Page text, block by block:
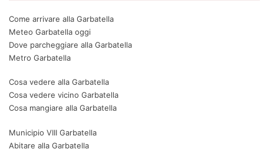
Come arrivare alla Garbatella
Meteo Garbatella oggi
Dove parcheggiare alla Garbatella
Metro Garbatella
Cosa vedere alla Garbatella
Cosa vedere vicino Garbatella
Cosa mangiare alla Garbatella
Municipio VIII Garbatella
Abitare alla Garbatella